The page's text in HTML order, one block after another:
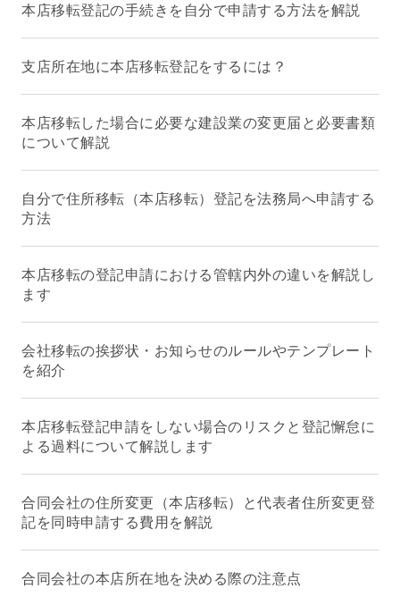
本店移転登記の手続きを自分で申請する方法を解説
支店所在地に本店移転登記をするには？
本店移転した場合に必要な建設業の変更届と必要書類
について解説
自分で住所移転（本店移転）登記を法務局へ申請する
方法
本店移転の登記申請における管轄内外の違いを解説し
ます
会社移転の挨拶状・お知らせのルールやテンプレート
を紹介
本店移転登記申請をしない場合のリスクと登記懈怠に
よる過料について解説します
合同会社の住所変更（本店移転）と代表者住所変更登
記を同時申請する費用を解説
合同会社の本店所在地を決める際の注意点